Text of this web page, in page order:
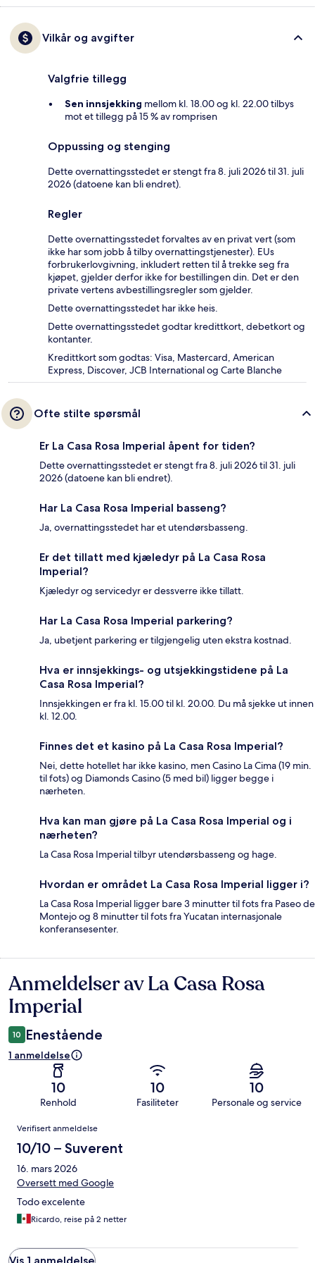
Vilkår og avgifter
Valgfrie tillegg
Sen innsjekking mellom kl. 18.00 og kl. 22.00 tilbys
mot et tillegg på 15 % av romprisen
Oppussing og stenging
Dette overnattingsstedet er stengt fra 8. juli 2026 til 31. juli
2026 (datoene kan bli endret).
Regler
Dette overnattingsstedet forvaltes av en privat vert (som
ikke har som jobb å tilby overnattingstjenester). EUs
forbrukerlovgivning, inkludert retten til å trekke seg fra
kjøpet, gjelder derfor ikke for bestillingen din. Det er den
private vertens avbestillingsregler som gjelder.
Dette overnattingsstedet har ikke heis.
Dette overnattingsstedet godtar kredittkort, debetkort og
kontanter.
Kredittkort som godtas: Visa, Mastercard, American
Express, Discover, JCB International og Carte Blanche
Ofte stilte spørsmål
Er La Casa Rosa Imperial åpent for tiden?
Dette overnattingsstedet er stengt fra 8. juli 2026 til 31. juli
2026 (datoene kan bli endret).
Har La Casa Rosa Imperial basseng?
Ja, overnattingsstedet har et utendørsbasseng.
Er det tillatt med kjæledyr på La Casa Rosa
Imperial?
Kjæledyr og servicedyr er dessverre ikke tillatt.
Har La Casa Rosa Imperial parkering?
Ja, ubetjent parkering er tilgjengelig uten ekstra kostnad.
Hva er innsjekkings- og utsjekkingstidene på La
Casa Rosa Imperial?
Innsjekkingen er fra kl. 15.00 til kl. 20.00. Du må sjekke ut innen
kl. 12.00.
Finnes det et kasino på La Casa Rosa Imperial?
Nei, dette hotellet har ikke kasino, men Casino La Cima (19 min.
til fots) og Diamonds Casino (5 med bil) ligger begge i
nærheten.
Hva kan man gjøre på La Casa Rosa Imperial og i
nærheten?
La Casa Rosa Imperial tilbyr utendørsbasseng og hage.
Hvordan er området La Casa Rosa Imperial ligger i?
La Casa Rosa Imperial ligger bare 3 minutter til fots fra Paseo de
Montejo og 8 minutter til fots fra Yucatan internasjonale
konferansesenter.
Anmeldelser
Anmeldelser av La Casa Rosa
Imperial
10 Enestående
1 anmeldelse
10
Renhold
10
Fasiliteter
10
Personale og service
Anmeldelser
Verifisert anmeldelse
10/10 – Suverent
16. mars 2026
Oversett med Google
Todo excelente
Ricardo, reise på 2 netter